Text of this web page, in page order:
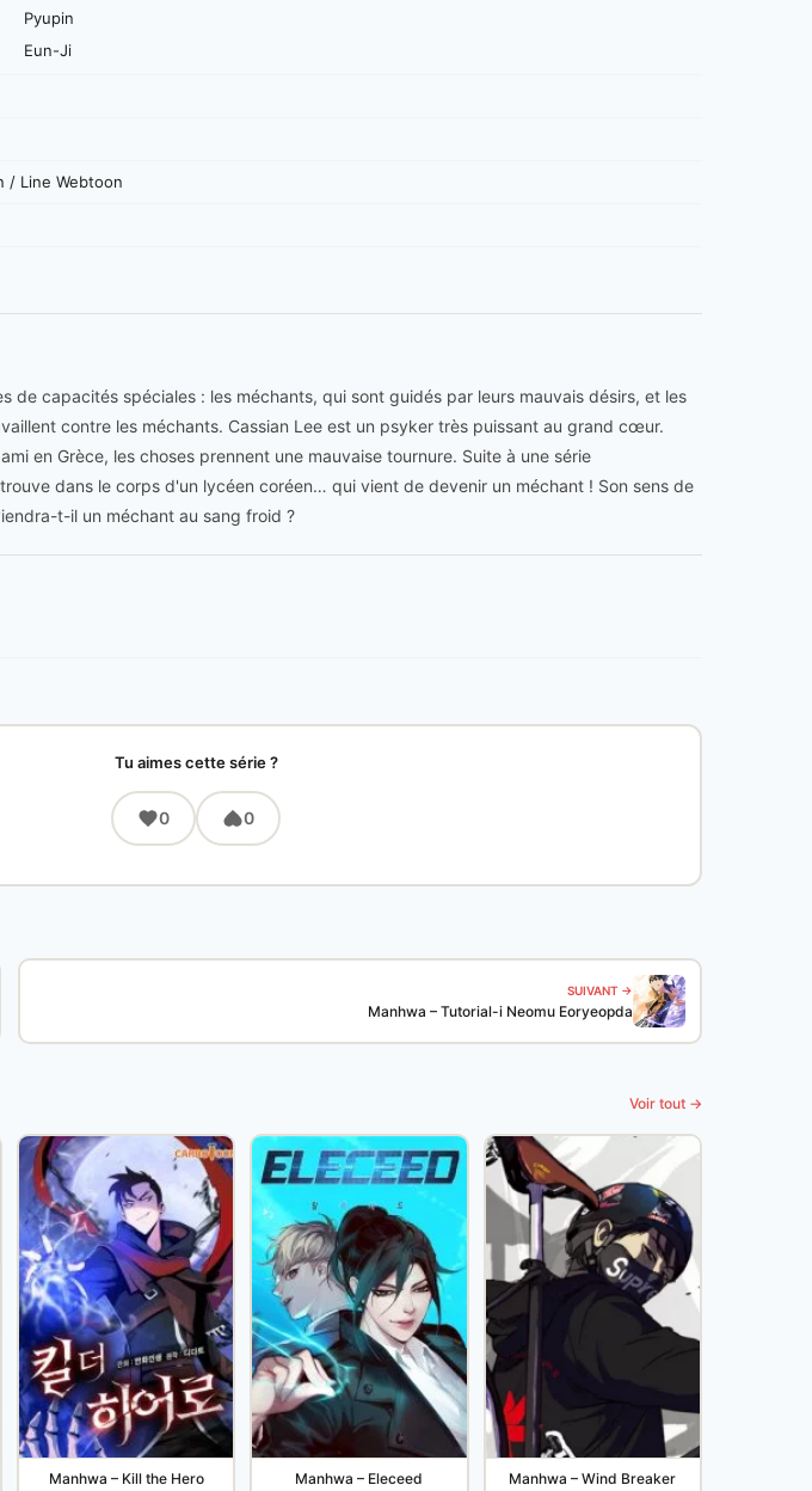
Pyupin
Eun-Ji
/ Line Webtoon
de capacités spéciales : les méchants, qui sont guidés par leurs mauvais désirs, et les
contre les méchants. Cassian Lee est un psyker très puissant au grand cœur.
en Grèce, les choses prennent une mauvaise tournure. Suite à une série
dans le corps d'un lycéen coréen… qui vient de devenir un méchant ! Son sens de
t-il un méchant au sang froid ?
Tu aimes cette série ?
0 0
SUIVANT →
Manhwa – Tutorial-i Neomu Eoryeopda
Voir tout →
Manhwa – Kill the Hero Manhwa – Eleceed Manhwa – Wind Breaker